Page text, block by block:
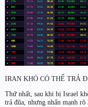
IRAN KHÓ CÓ THỂ TRẢ
Thứ nhất, sau khi bị Israel
trả đũa, nhưng nhấn mạnh